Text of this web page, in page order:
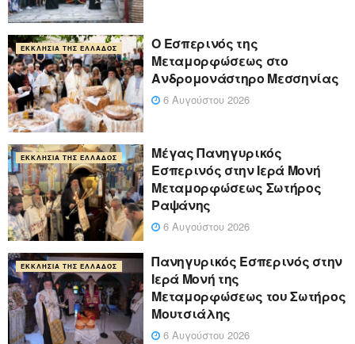
ΕΚΚΛΗΣΊΑ ΤΗΣ ΕΛΛΆΔΟΣ
Ο Εσπερινός της
Μεταμορφώσεως στο
Ανδρομονάστηρο Μεσσηνίας
6 Αυγούστου 2026
ΕΚΚΛΗΣΊΑ ΤΗΣ ΕΛΛΆΔΟΣ
Μέγας Πανηγυρικός
Εσπερινός στην Ιερά Μονή
Μεταμορφώσεως Σωτήρος
Ραψάνης
6 Αυγούστου 2026
ΕΚΚΛΗΣΊΑ ΤΗΣ ΕΛΛΆΔΟΣ
Πανηγυρικός Εσπερινός στην
Ιερά Μονή της
Μεταμορφώσεως του Σωτήρος
Μουτσιάλης
6 Αυγούστου 2026